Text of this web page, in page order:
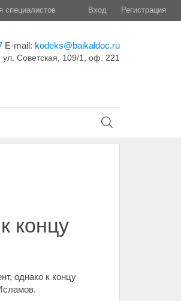
специалистов Вход Регистрация
E-mail: kodeks@baikaldoc.ru
ул. Советская, 109/1, оф. 221
концу
однако к концу